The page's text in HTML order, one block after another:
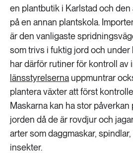
en plantbutik i Karlstad och
på en annan plantskola.
är den vanligaste
som trivs i fuktig jord och under
har därför rutiner för kontroll av
länsstyrelserna uppmuntrar
plantera växter att först
Maskarna kan ha stor
jorden då de är rovdjur och
arter som daggmaskar,
insekter.